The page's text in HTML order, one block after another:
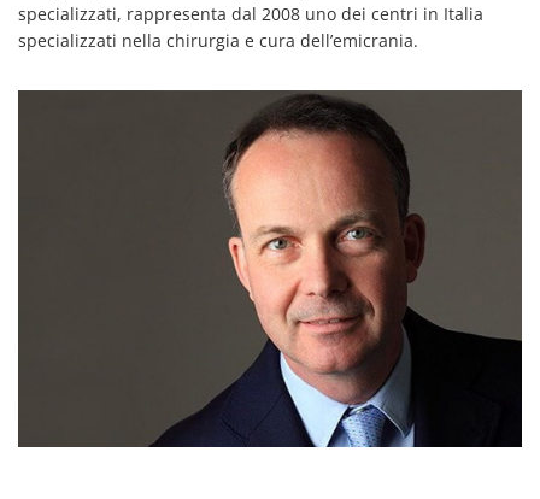
specializzati, rappresenta dal 2008 uno dei centri in Italia
specializzati nella chirurgia e cura dell’emicrania.